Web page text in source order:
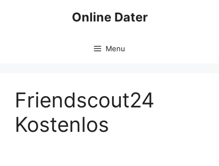
Online Dater
Menu
Friendscout24
Kostenlos